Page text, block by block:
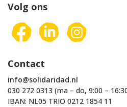
Volg ons
Contact
info@solidaridad.nl
030 272 0313 (ma – do, 9:00 –
IBAN: NL05 TRIO 0212 1854 11